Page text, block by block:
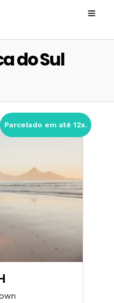
do Sul
Parcelado em até 12x.